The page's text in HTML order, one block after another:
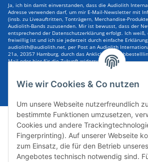
Wie wir Cookies & Co nutzen
Um unsere Webseite nutzerfreundlich
bestimmte Funktionen umzusetzen,
Cookies und andere
Fingerprinting). Auf unserer Webseite
zum Einsatz, die für den Betrieb
Angebotes technisch notwendig sind.
Ja, ich bin damit einverstanden, dass die Audiolith
Adresse verwenden darf, um mir E-Mail-Newsletter mit
(insb. zu Liveauftritten, Tonträgern, Merchandise-
Audiolith-Bands zuzusenden. Mir ist bewusst, dass der
entsprechend der Datenschutzerklärung erfolgt. Ich weiß,
freiwillig ist und ich sie jederzeit durch einfache
audiolith@audiolith.net, per Post an Audiolith
21a, 20357 Hamburg, durch das Anklicken des
Mail oder hier für die Zukunft widerrufen kann.